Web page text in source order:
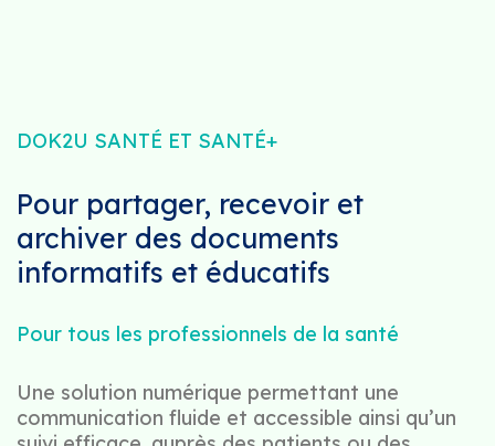
DOK2U SANTÉ ET SANTÉ+
Pour partager, recevoir et
archiver des documents
informatifs et éducatifs
Pour tous les professionnels de la santé
Une solution numérique permettant une
communication fluide et accessible ainsi qu’un